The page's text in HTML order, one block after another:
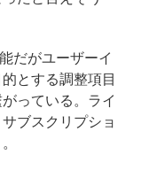
だがユーザーイ
とする調整項目
っている。ライ
ブスクリプショ